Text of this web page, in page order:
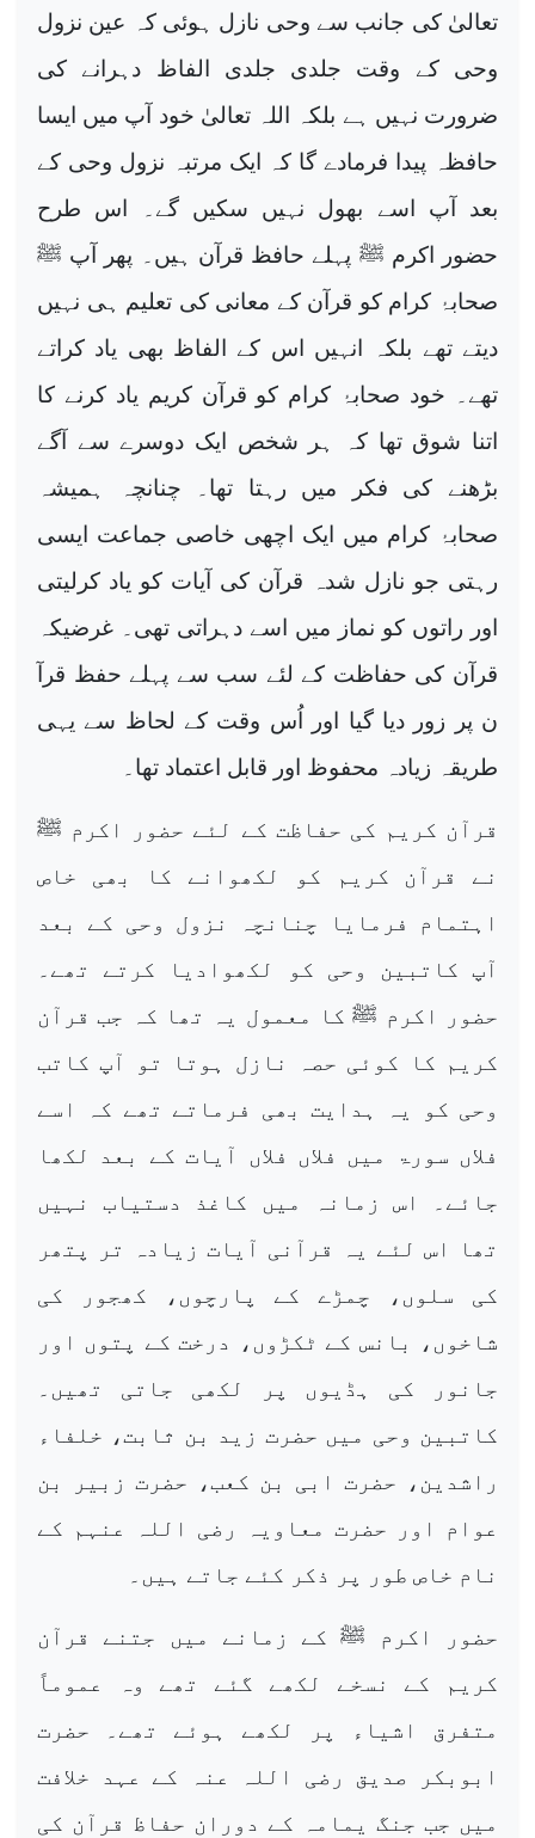
تعالیٰ کی جانب سے وحی نازل ہوئی کہ عین نزول
وحی کے وقت جلدی جلدی الفاظ دہرانے کی
ضرورت نہیں ہے بلکہ اللہ تعالیٰ خود آپ میں ایسا
حافظہ پیدا فرمادے گا کہ ایک مرتبہ نزول وحی کے
بعد آپ اسے بھول نہیں سکیں گے۔ اس طرح
حضور اکرم ﷺ پہلے حافظ قرآن ہیں۔ پھر آپ ﷺ
صحابۂ کرام کو قرآن کے معانی کی تعلیم ہی نہیں
دیتے تھے بلکہ انہیں اس کے الفاظ بھی یاد کراتے
تھے۔ خود صحابۂ کرام کو قرآن کریم یاد کرنے کا
اتنا شوق تھا کہ ہر شخص ایک دوسرے سے آگے
بڑھنے کی فکر میں رہتا تھا۔ چنانچہ ہمیشہ
صحابۂ کرام میں ایک اچھی خاصی جماعت ایسی
رہتی جو نازل شدہ قرآن کی آیات کو یاد کرلیتی
اور راتوں کو نماز میں اسے دہراتی تھی۔ غرضیکہ
قرآن کی حفاظت کے لئے سب سے پہلے حفظ قرآ
ن پر زور دیا گیا اور اُس وقت کے لحاظ سے یہی
طریقہ زیادہ محفوظ اور قابل اعتماد تھا۔
قرآن کریم کی حفاظت کے لئے حضور اکرم ﷺ
نے قرآن کریم کو لکھوانے کا بھی خاص
اہتمام فرمایا چنانچہ نزول وحی کے بعد
آپ کاتبین وحی کو لکھوادیا کرتے تھے۔
حضور اکرم ﷺ کا معمول یہ تھا کہ جب قرآن
کریم کا کوئی حصہ نازل ہوتا تو آپ کاتب
وحی کو یہ ہدایت بھی فرماتے تھے کہ اسے
فلاں سورۃ میں فلاں فلاں آیات کے بعد لکھا
جائے۔ اس زمانہ میں کاغذ دستیاب نہیں
تھا اس لئے یہ قرآنی آیات زیادہ تر پتھر
کی سلوں، چمڑے کے پارچوں، کھجور کی
شاخوں، بانس کے ٹکڑوں، درخت کے پتوں اور
جانور کی ہڈیوں پر لکھی جاتی تھیں۔
کاتبین وحی میں حضرت زید بن ثابت، خلفاء
راشدین، حضرت ابی بن کعب، حضرت زبیر بن
عوام اور حضرت معاویہ رضی اللہ عنہم کے
نام خاص طور پر ذکر کئے جاتے ہیں۔
حضور اکرم ﷺ کے زمانے میں جتنے قرآن
کریم کے نسخے لکھے گئے تھے وہ عموماً
متفرق اشیاء پر لکھے ہوئے تھے۔ حضرت
ابوبکر صدیق رضی اللہ عنہ کے عہد خلافت
میں جب جنگ یمامہ کے دوران حفاظ قرآن کی